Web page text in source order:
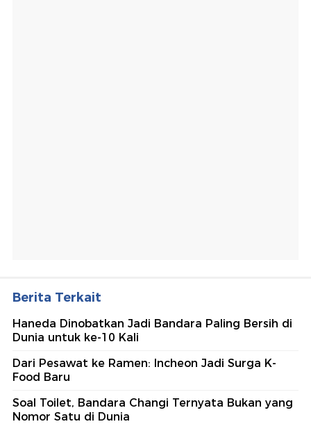
Berita Terkait
Haneda Dinobatkan Jadi Bandara Paling Bersih di
Dunia untuk ke-10 Kali
Dari Pesawat ke Ramen: Incheon Jadi Surga K-
Food Baru
Soal Toilet, Bandara Changi Ternyata Bukan yang
Nomor Satu di Dunia